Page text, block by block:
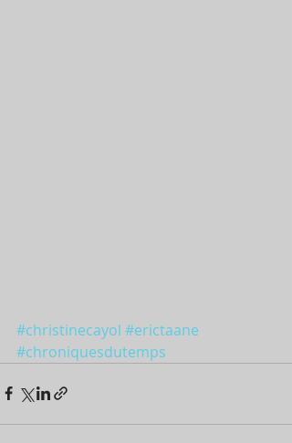
#christinecayol #erictaane
#chroniquesdutemps